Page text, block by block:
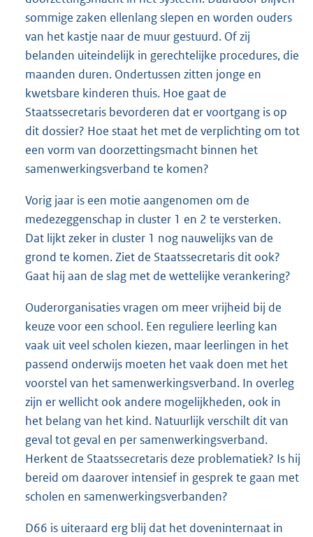
sommige zaken ellenlang slepen en worden ouders
van het kastje naar de muur gestuurd. Of zij
belanden uiteindelijk in gerechtelijke procedures, die
maanden duren. Ondertussen zitten jonge en
kwetsbare kinderen thuis. Hoe gaat de
Staatssecretaris bevorderen dat er voortgang is op
dit dossier? Hoe staat het met de verplichting om tot
een vorm van doorzettingsmacht binnen het
samenwerkingsverband te komen?
Vorig jaar is een motie aangenomen om de
medezeggenschap in cluster 1 en 2 te versterken.
Dat lijkt zeker in cluster 1 nog nauwelijks van de
grond te komen. Ziet de Staatssecretaris dit ook?
Gaat hij aan de slag met de wettelijke verankering?
Ouderorganisaties vragen om meer vrijheid bij de
keuze voor een school. Een reguliere leerling kan
vaak uit veel scholen kiezen, maar leerlingen in het
passend onderwijs moeten het vaak doen met het
voorstel van het samenwerkingsverband. In overleg
zijn er wellicht ook andere mogelijkheden, ook in
het belang van het kind. Natuurlijk verschilt dit van
geval tot geval en per samenwerkingsverband.
Herkent de Staatssecretaris deze problematiek? Is hij
bereid om daarover intensief in gesprek te gaan met
scholen en samenwerkingsverbanden?
D66 is uiteraard erg blij dat het doveninternaat in